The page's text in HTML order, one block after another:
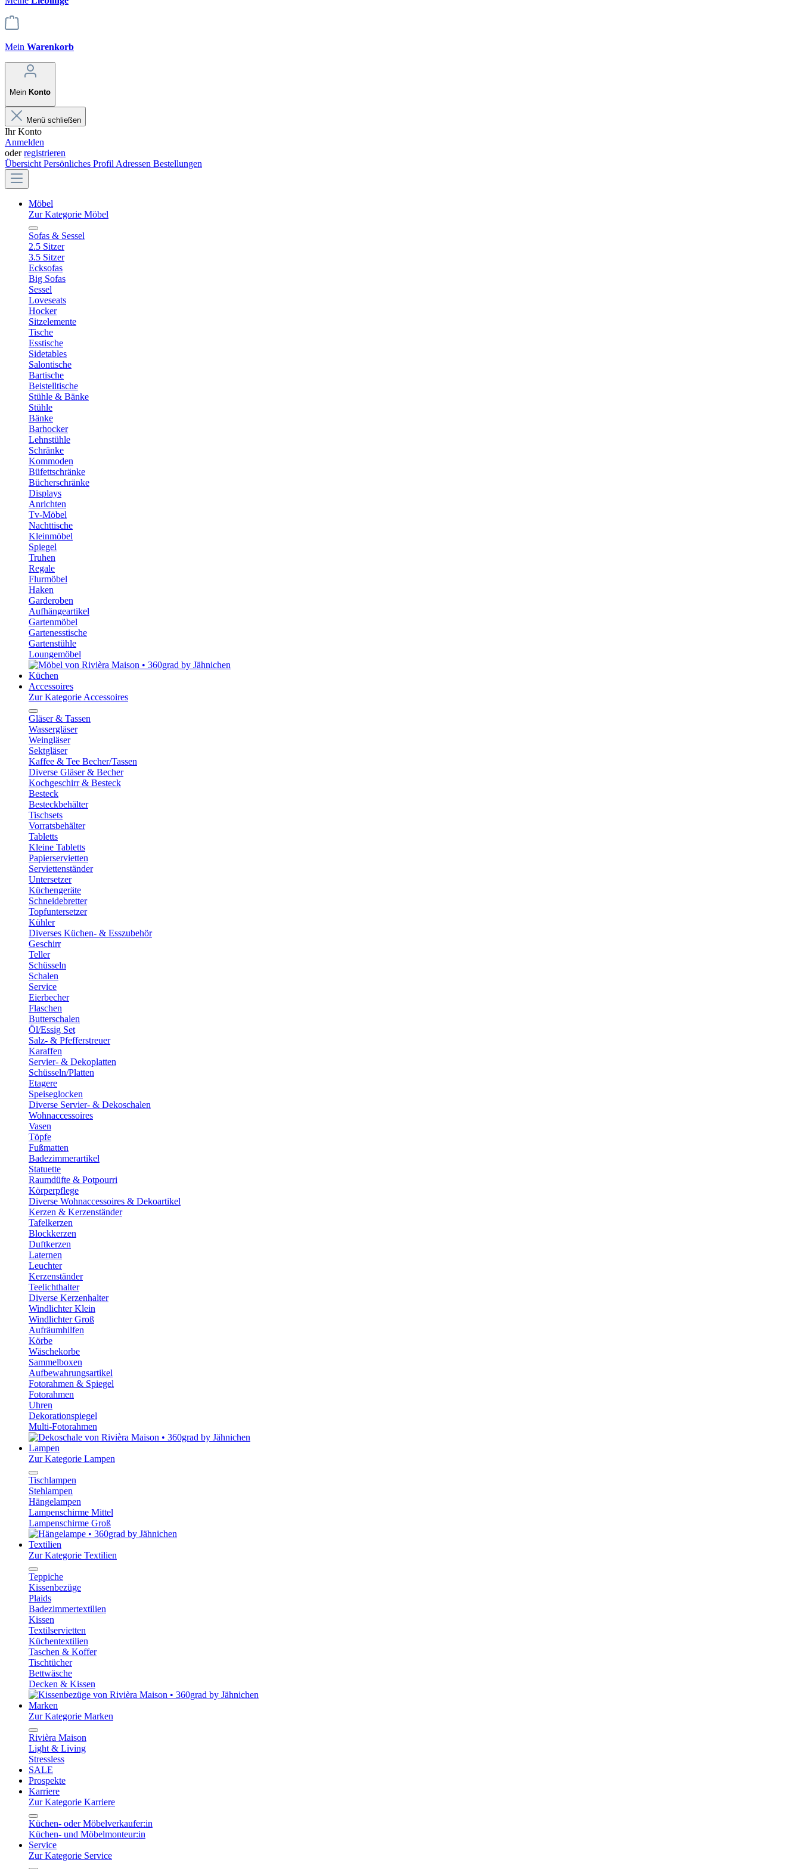
Mein Warenkorb
Mein Konto
Menü schließen
Ihr Konto
Anmelden
oderregistrieren
Übersicht Persönliches Profil Adressen Bestellungen
Möbel
Zur Kategorie Möbel
Sofas & Sessel
2.5 Sitzer
3.5 Sitzer
Ecksofas
Big Sofas
Sessel
Loveseats
Hocker
Sitzelemente
Tische
Esstische
Sidetables
Salontische
Bartische
Beistelltische
Stühle & Bänke
Stühle
Bänke
Barhocker
Lehnstühle
Schränke
Kommoden
Büfettschränke
Bücherschränke
Displays
Anrichten
Tv-Möbel
Nachttische
Kleinmöbel
Spiegel
Truhen
Regale
Flurmöbel
Haken
Garderoben
Aufhängeartikel
Gartenmöbel
Gartenesstische
Gartenstühle
Loungemöbel
Küchen
Accessoires
Zur Kategorie Accessoires
Gläser & Tassen
Wassergläser
Weingläser
Sektgläser
Kaffee & Tee Becher/Tassen
Diverse Gläser & Becher
Kochgeschirr & Besteck
Besteck
Besteckbehälter
Tischsets
Vorratsbehälter
Tabletts
Kleine Tabletts
Papierservietten
Serviettenständer
Untersetzer
Küchengeräte
Schneidebretter
Topfuntersetzer
Kühler
Diverses Küchen- & Esszubehör
Geschirr
Teller
Schüsseln
Schalen
Service
Eierbecher
Flaschen
Butterschalen
Öl/Essig Set
Salz- & Pfefferstreuer
Karaffen
Servier- & Dekoplatten
Schüsseln/Platten
Etagere
Speiseglocken
Diverse Servier- & Dekoschalen
Wohnaccessoires
Vasen
Töpfe
Fußmatten
Badezimmerartikel
Statuette
Raumdüfte & Potpourri
Körperpflege
Diverse Wohnaccessoires & Dekoartikel
Kerzen & Kerzenständer
Tafelkerzen
Blockkerzen
Duftkerzen
Laternen
Leuchter
Kerzenständer
Teelichthalter
Diverse Kerzenhalter
Windlichter Klein
Windlichter Groß
Aufräumhilfen
Körbe
Wäschekorbe
Sammelboxen
Aufbewahrungsartikel
Fotorahmen & Spiegel
Fotorahmen
Uhren
Dekorationspiegel
Multi-Fotorahmen
Lampen
Zur Kategorie Lampen
Tischlampen
Stehlampen
Hängelampen
Lampenschirme Mittel
Lampenschirme Groß
Textilien
Zur Kategorie Textilien
Teppiche
Kissenbezüge
Plaids
Badezimmertextilien
Kissen
Textilservietten
Küchentextilien
Taschen & Koffer
Tischtücher
Bettwäsche
Decken & Kissen
Marken
Zur Kategorie Marken
Rivièra Maison
Light & Living
Stressless
SALE
Prospekte
Karriere
Zur Kategorie Karriere
Küchen- oder Möbelverkaufer:in
Küchen- und Möbelmonteur:in
Service
Zur Kategorie Service